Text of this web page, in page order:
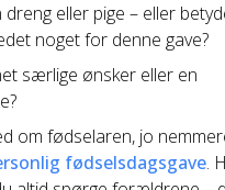
dreng eller pige – eller
noget for denne gave?
særlige ønsker eller en
om fødselaren, jo
fødselsdagsgave.